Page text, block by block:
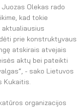
Juozas Olekas rado
kad tokie
aktualiausius
prie konstruktyvaus
atskirais atvejais
aktų bei pateikti
- sako Lietuvos
Kukaitis.
organizacijos